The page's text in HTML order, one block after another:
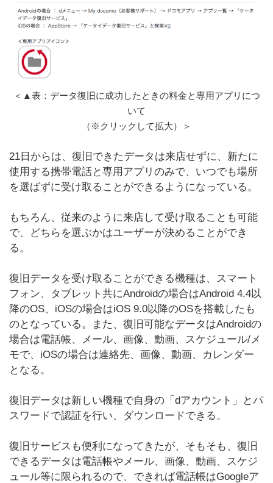
＜▲表：データ復旧に成功したときの料金と専用アプリにつ
いて
（※クリックして拡大）＞
21日からは、復旧できたデータは来店せずに、新たに
使用する携帯電話と専用アプリのみで、いつでも場所
を選ばずに受け取ることができるようになっている。
もちろん、従来のように来店して受け取ることも可能
で、どちらを選ぶかはユーザーが決めることができ
る。
復旧データを受け取ることができる機種は、スマート
フォン、タブレット共にAndroidの場合はAndroid 4.4以
降のOS、iOSの場合はiOS 9.0以降のOSを搭載したも
のとなっている。また、復旧可能なデータはAndroidの
場合は電話帳、メール、画像、動画、スケジュール/メ
モで、iOSの場合は連絡先、画像、動画、カレンダー
となる。
復旧データは新しい機種で自身の「dアカウント」とパ
スワードで認証を行い、ダウンロードできる。
復旧サービスも便利になってきたが、そもそも、復旧
できるデータは電話帳やメール、画像、動画、スケジ
ュール等に限られるので、できれば電話帳はGoogleア